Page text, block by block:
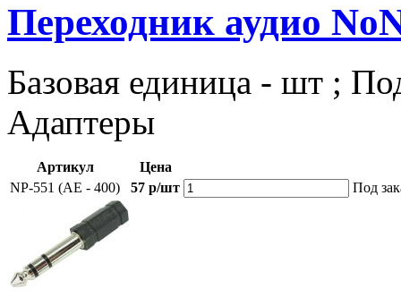
Переходник аудио
Базовая единица - шт ;
Адаптеры
Артикул
Цена
NP-551 (AE - 400)
57 р/шт Под